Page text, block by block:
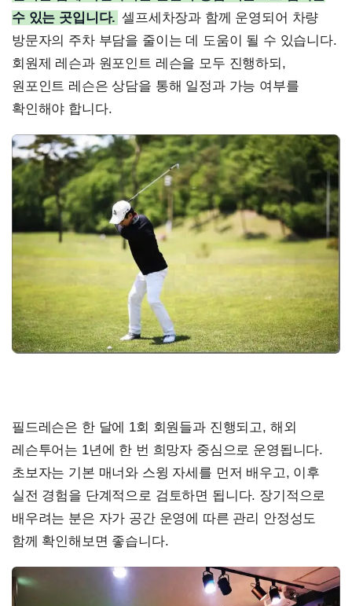
수 있는 곳입니다. 셀프세차장과 함께 운영되어 차량
방문자의 주차 부담을 줄이는 데 도움이 될 수 있습니다.
회원제 레슨과 원포인트 레슨을 모두 진행하되,
원포인트 레슨은 상담을 통해 일정과 가능 여부를
확인해야 합니다.
필드레슨은 한 달에 1회 회원들과 진행되고, 해외
레슨투어는 1년에 한 번 희망자 중심으로 운영됩니다.
초보자는 기본 매너와 스윙 자세를 먼저 배우고, 이후
실전 경험을 단계적으로 검토하면 됩니다. 장기적으로
배우려는 분은 자가 공간 운영에 따른 관리 안정성도
함께 확인해보면 좋습니다.